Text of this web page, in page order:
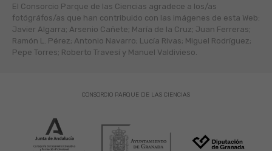
El Consorcio Parque de las Ciencias agradece a los/as
fotógráfos/as que han contribuido con las imágenes de esta Web:
Javier Algarra; Arsenio Cañete; María de la Cruz; Juan Ferreras;
Ramón L. Pérez; Antonio Navarro; Lucía Rivas; Miguel Rodríguez;
Pepe Torres; Roberto Travesí y Manuel Valdivieso.
CONSORCIO PARQUE DE LAS CIENCIAS